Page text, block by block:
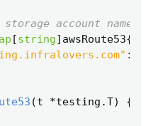
account name
[string] awsRoute53{
:
(t *testing .T)
{